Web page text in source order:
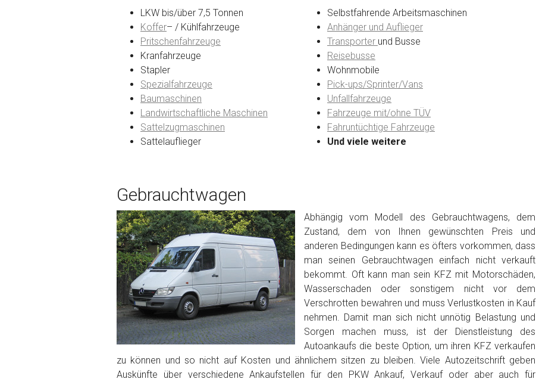
Marke*
Model
Baujahr
Getriebe
Kilometerstand
Preisvorstellung
Name*
Telefon*
Email
LKW bis/über 7,5 Tonnen
Koffer– / Kühlfahrzeuge
Pritschenfahrzeuge
Kranfahrzeuge
Stapler
Spezialfahrzeuge
Baumaschinen
Landwirtschaftliche Maschinen
Sattelzugmaschinen
Sattelauflieger
Selbstfahrende Arbeitsmaschinen
Anhänger und Auflieger
Transporter und Busse
Reisebusse
Wohnmobile
Pick-ups/Sprinter/Vans
Unfallfahrzeuge
Fahrzeuge mit/ohne TÜV
Fahruntüchtige Fahrzeuge
Und viele weitere
Gebrauchtwagen
Abhängig vom Modell des Gebrauchtwagens, dem
Zustand, dem von Ihnen gewünschten Preis und
anderen Bedingungen kann es öfters vorkommen, dass
man seinen Gebrauchtwagen einfach nicht verkauft
bekommt. Oft kann man sein KFZ mit Motorschäden,
Wasserschaden oder sonstigem nicht vor dem
Verschrotten bewahren und muss Verlustkosten in Kauf
nehmen. Damit man sich nicht unnötig Belastung und
Sorgen machen muss, ist der Dienstleistung des
Autoankaufs die beste Option, um ihren KFZ verkaufen
zu können und so nicht auf Kosten und ähnlichem sitzen zu bleiben. Viele Autozeitschrift geben
Auskünfte über verschiedene Ankaufstellen für den PKW Ankauf, Verkauf oder aber auch für